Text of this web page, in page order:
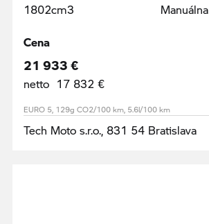
1802cm3
Manuálna
Cena
21 933 €
netto 17 832 €
EURO 5, 129g CO2/100 km, 5.6l/100 km
Tech Moto s.r.o., 831 54 Bratislava